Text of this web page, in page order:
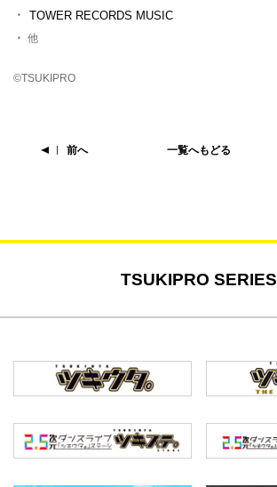
TOWER RECORDS MUSIC
他
©TSUKIPRO
前へ 一覧へもどる
TSUKIPRO SERIES